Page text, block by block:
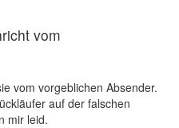
vom
vom vorgeblichen Absender.
auf der falschen
mir leid.